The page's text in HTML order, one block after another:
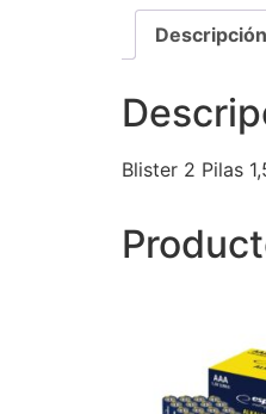
Descripción
Blister 2 Pilas